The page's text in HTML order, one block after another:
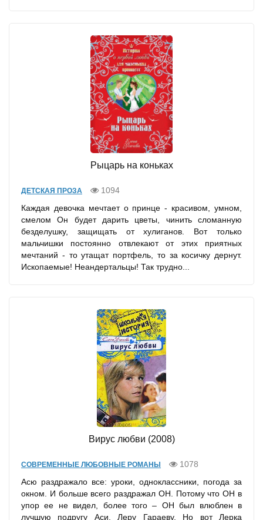
Рыцарь на коньках
ДЕТСКАЯ ПРОЗА
1094
Каждая девочка мечтает о принце - красивом, умном,
смелом Он будет дарить цветы, чинить сломанную
безделушку, защищать от хулиганов. Вот только
мальчишки постоянно отвлекают от этих приятных
мечтаний - то утащат портфель, то за косичку дернут.
Ископаемые! Неандертальцы! Так трудно...
Вирус любви (2008)
СОВРЕМЕННЫЕ ЛЮБОВНЫЕ РОМАНЫ
1078
Асю раздражало все: уроки, одноклассники, погода за
окном. И больше всего раздражал ОН. Потому что ОН в
упор ее не видел, более того – ОН был влюблен в
лучшую подругу Аси, Леру Гараеву. Но вот Лерка